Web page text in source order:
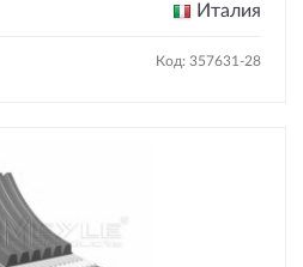
Италия
Код: 357631-28